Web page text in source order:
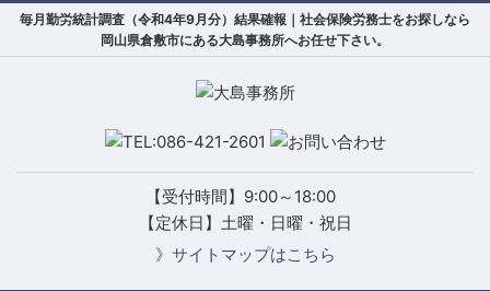
毎月勤労統計調査（令和4年9月分）結果確報｜社会保険労務士をお探しなら
岡山県倉敷市にある大島事務所へお任せ下さい。
【受付時間】9:00～18:00
【定休日】土曜・日曜・祝日
》サイトマップはこちら